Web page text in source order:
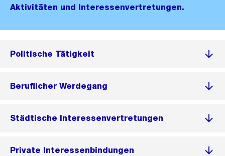
Aktivitäten und Interessenvertretungen.
Politische Tätigkeit
Beruflicher Werdegang
Städtische Interessenvertretungen
Private Interessenbindungen